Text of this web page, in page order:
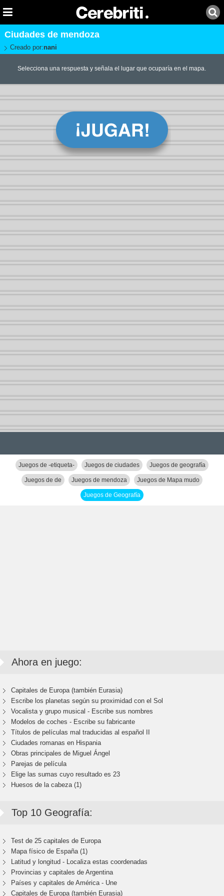
Ciudades de mendoza
Creado por:nani
Selecciona una respuesta y señala el lugar que ocuparía en el mapa.
Juegos de -etiqueta- Juegos de ciudades Juegos de geografía
Juegos de de Juegos de mendoza Juegos de Mapa mudo
Juegos de Geografía
Ahora en juego:
Capitales de Europa (también Eurasia)
Escribe los planetas según su proximidad con el Sol
Vocalista y grupo musical - Escribe sus nombres
Modelos de coches - Escribe su fabricante
Títulos de películas mal traducidas al español II
Ciudades romanas en Hispania
Obras principales de Miguel Ángel
Parejas de película
Elige las sumas cuyo resultado es 23
Huesos de la cabeza (1)
Top 10 Geografía:
Test de 25 capitales de Europa
Mapa físico de España (1)
Latitud y longitud - Localiza estas coordenadas
Provincias y capitales de Argentina
Países y capitales de América - Une
Capitales de Europa (también Eurasia)